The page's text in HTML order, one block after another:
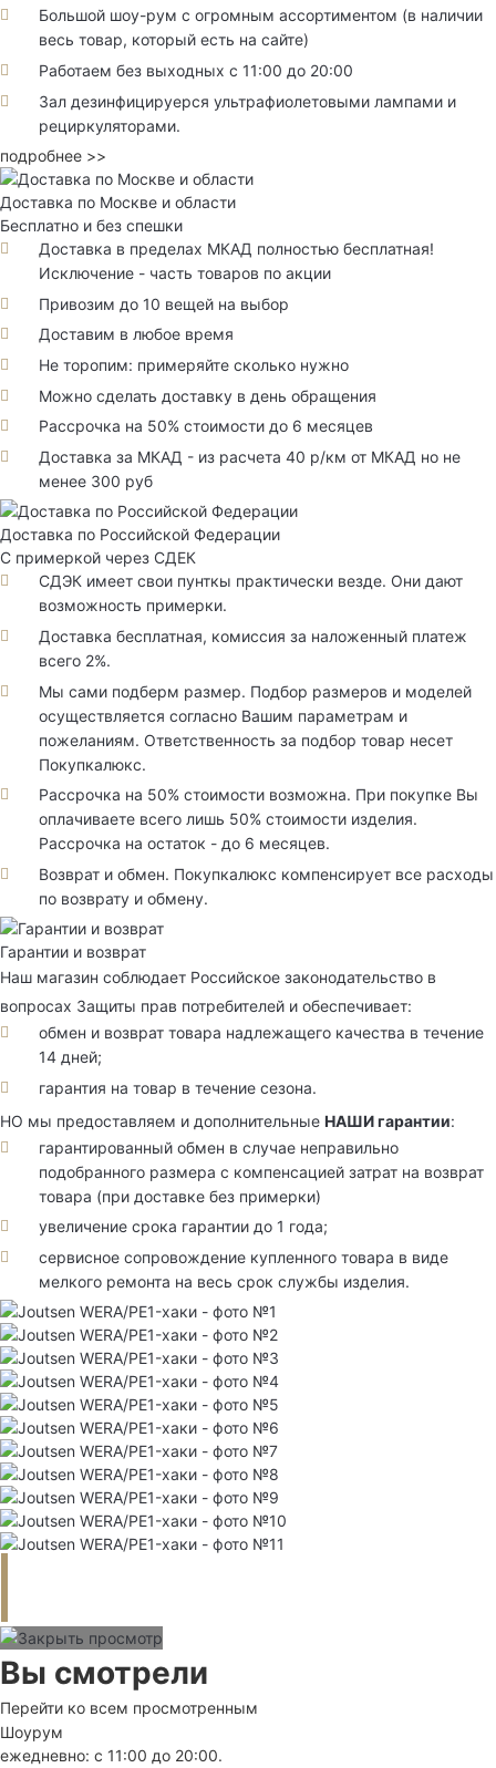
Большой шоу-рум с огромным ассортиментом (в наличии
весь товар, который есть на сайте)
Работаем без выходных с 11:00 до 20:00
Зал дезинфицируерся ультрафиолетовыми лампами и
рециркуляторами.
подробнее >>
Доставка по Москве и области
Бесплатно и без спешки
Доставка в пределах МКАД полностью бесплатная!
Исключение - часть товаров по акции
Привозим до 10 вещей на выбор
Доставим в любое время
Не торопим: примеряйте сколько нужно
Можно сделать доставку в день обращения
Рассрочка на 50% стоимости до 6 месяцев
Доставка за МКАД - из расчета 40 р/км от МКАД но не
менее 300 руб
Доставка по Российской Федерации
С примеркой через СДЕК
СДЭК имеет свои пунткы практически везде. Они дают
возможность примерки.
Доставка бесплатная, комиссия за наложенный платеж
всего 2%.
Мы сами подберм размер. Подбор размеров и моделей
осуществляется согласно Вашим параметрам и
пожеланиям. Ответственность за подбор товар несет
Покупкалюкс.
Рассрочка на 50% стоимости возможна. При покупке Вы
оплачиваете всего лишь 50% стоимости изделия.
Рассрочка на остаток - до 6 месяцев.
Возврат и обмен. Покупкалюкс компенсирует все расходы
по возврату и обмену.
Гарантии и возврат
Наш магазин соблюдает Российское законодательство в
вопросах Защиты прав потребителей и обеспечивает:
обмен и возврат товара надлежащего качества в течение
14 дней;
гарантия на товар в течение сезона.
НО мы предоставляем и дополнительные НАШИ гарантии:
гарантированный обмен в случае неправильно
подобранного размера с компенсацией затрат на возврат
товара (при доставке без примерки)
увеличение срока гарантии до 1 года;
сервисное сопровождение купленного товара в виде
мелкого ремонта на весь срок службы изделия.
Вы смотрели
Перейти ко всем просмотренным
Шоурум
ежедневно: с 11:00 до 20:00.